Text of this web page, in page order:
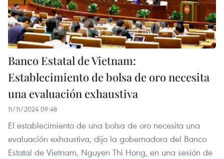
Banco Estatal de Vietnam:
Establecimiento de bolsa de oro necesita
una evaluación exhaustiva
11/11/2024 09:48
El establecimiento de una bolsa de oro necesita una
evaluación exhaustiva, dijo la gobernadora del Banco
Estatal de Vietnam, Nguyen Thi Hong, en una sesión de